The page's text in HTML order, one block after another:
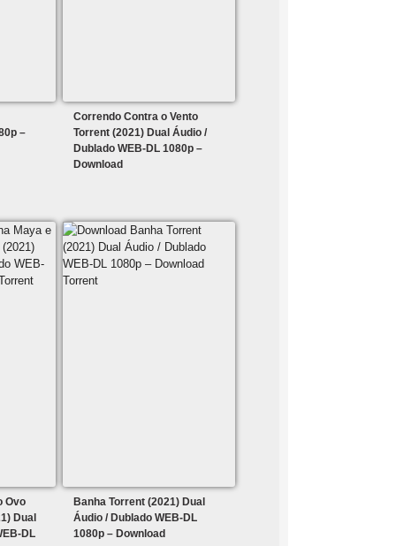
–
Correndo Contra o Vento
Torrent (2021) Dual Áudio /
Dublado WEB-DL 1080p –
Download
Ovo
Dual
DL
Banha Torrent (2021) Dual
Áudio / Dublado WEB-DL
1080p – Download